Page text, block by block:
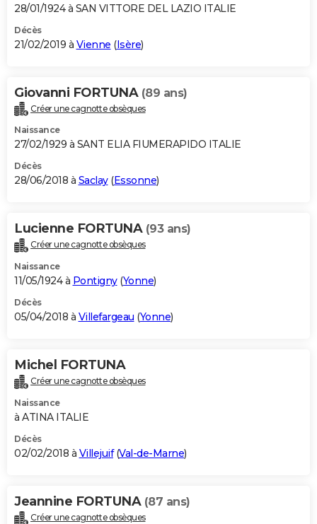
28/01/1924 à SAN VITTORE DEL LAZIO ITALIE
Décès
21/02/2019 à Vienne (Isère)
Giovanni FORTUNA (89 ans)
Créer une cagnotte obsèques
Naissance
27/02/1929 à SANT ELIA FIUMERAPIDO ITALIE
Décès
28/06/2018 à Saclay(Essonne)
Lucienne FORTUNA (93 ans)
Créer une cagnotte obsèques
Naissance
11/05/1924 à Pontigny(Yonne)
Décès
05/04/2018 à Villefargeau (Yonne)
Michel FORTUNA
Créer une cagnotte obsèques
Naissance
à ATINA ITALIE
Décès
02/02/2018 à Villejuif(Val-de-Marne)
Jeannine FORTUNA (87 ans)
Créer une cagnotte obsèques